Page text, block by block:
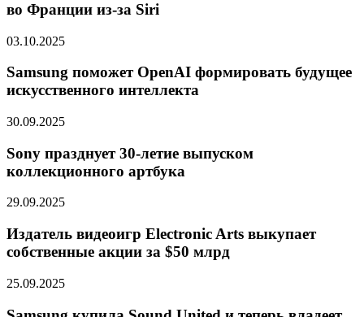
во Франции из-за Siri
03.10.2025
Samsung поможет OpenAI формировать будущее
искусственного интеллекта
30.09.2025
Sony празднует 30-летие выпуском
коллекционного артбука
29.09.2025
Издатель видеоигр Electronic Arts выкупает
собственные акции за $50 млрд
25.09.2025